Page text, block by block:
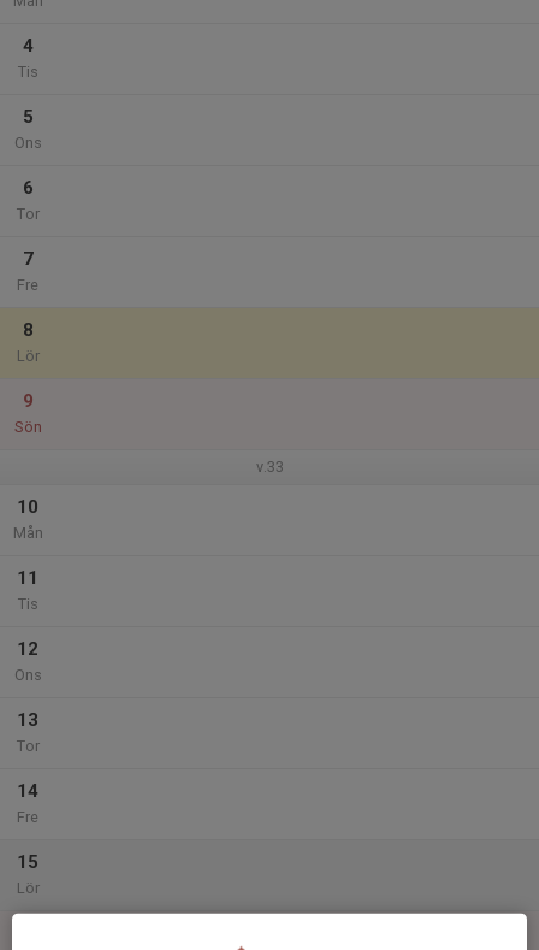
4
Tis
5
Ons
6
Tor
7
Fre
8
Lör
9
Sön
v.33
10
Mån
11
Tis
12
Ons
13
Tor
14
Fre
15
Lör